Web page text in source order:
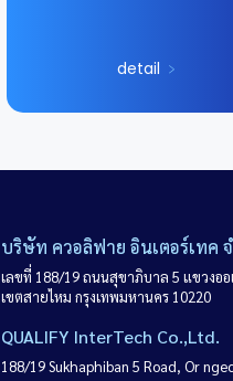
detail ﹥
บริษัท ควอลิฟาย อินเตอร์เทค
เลขที่ 188/19 ถนนสุขาภิบาล 5 แขวงออ
เขตสายไหม กรุงเทพมหานคร 10220
QUALIFY InterTech Co.,Ltd.
188/19 Sukhaphiban 5 Road, Or